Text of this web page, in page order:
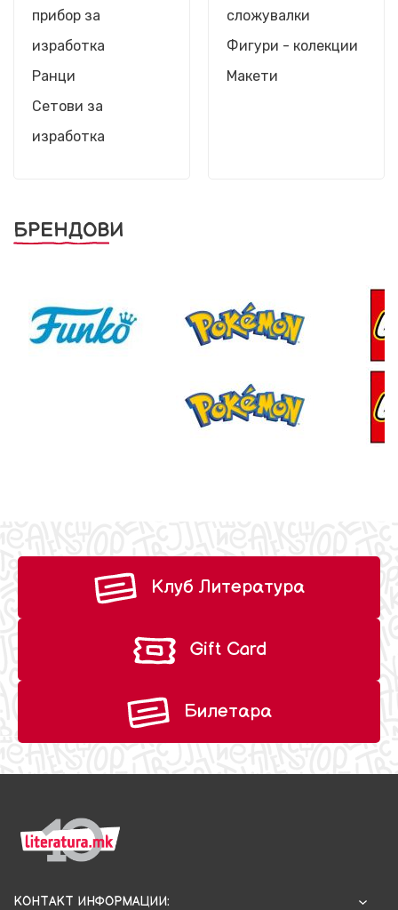
прибор за
изработка
Ранци
Сетови за
изработка
сложувалки
Фигури - колекции
Макети
БРЕНДОВИ
Клуб Литература
Gift Card
Билетара
КОНТАКТ ИНФОРМАЦИИ: